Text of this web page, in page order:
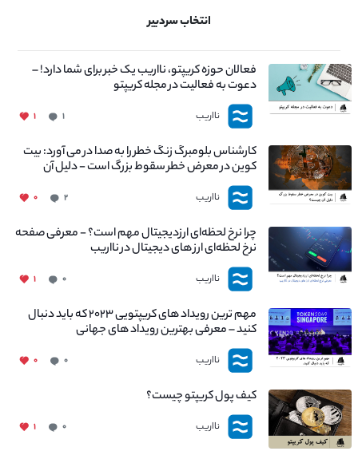
انتخاب سردبیر
فعالان حوزه کریپتو، نااریب یک خبر برای شما دارد! –
دعوت به فعالیت در مجله کریپتو
نااریب ۱ ۱
کارشناس بلومبرگ زنگ خطر را به صدا در می آورد: بیت
کوین در معرض خطر سقوط بزرگ است - دلیل آن
چیست؟
نااریب ۲ ۰
چرا نرخ لحظه‌ای ارزدیجیتال مهم است؟ - معرفی صفحه
نرخ لحظه‌ای ارز های دیجیتال در نااریب
نااریب ۰ ۱
مهم ترین رویداد های کریپتویی ۲۰۲۳ که باید دنبال
کنید – معرفی بهترین رویداد های جهانی
نااریب ۰ ۰
کیف پول کریپتو چیست؟
نااریب ۰ ۱